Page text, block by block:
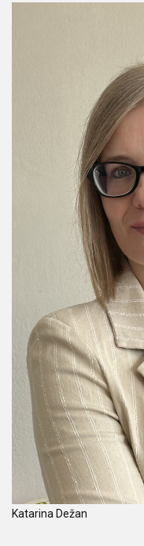
Katarina Dežan